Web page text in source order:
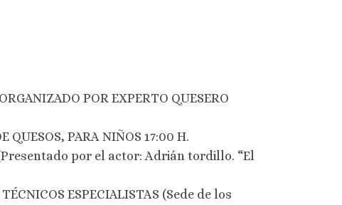
POR EXPERTO QUESERO
QUESOS, PARA NIÑOS 17:00 H.
(Presentado por el actor: Adrián tordillo. “El
ESPECIALISTAS (Sede de los